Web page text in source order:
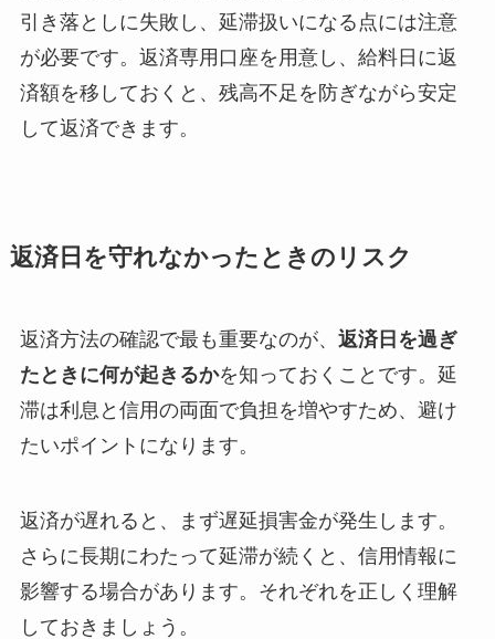
引き落としに失敗し、延滞扱いになる点には注意
が必要です。返済専用口座を用意し、給料日に返
済額を移しておくと、残高不足を防ぎながら安定
して返済できます。
返済日を守れなかったときのリスク
返済方法の確認で最も重要なのが、 返済日を過ぎ
たときに何が起きるかを知っておくことです。延
滞は利息と信用の両面で負担を増やすため、避け
たいポイントになります。
返済が遅れると、まず遅延損害金が発生します。
さらに長期にわたって延滞が続くと、信用情報に
影響する場合があります。それぞれを正しく理解
しておきましょう。